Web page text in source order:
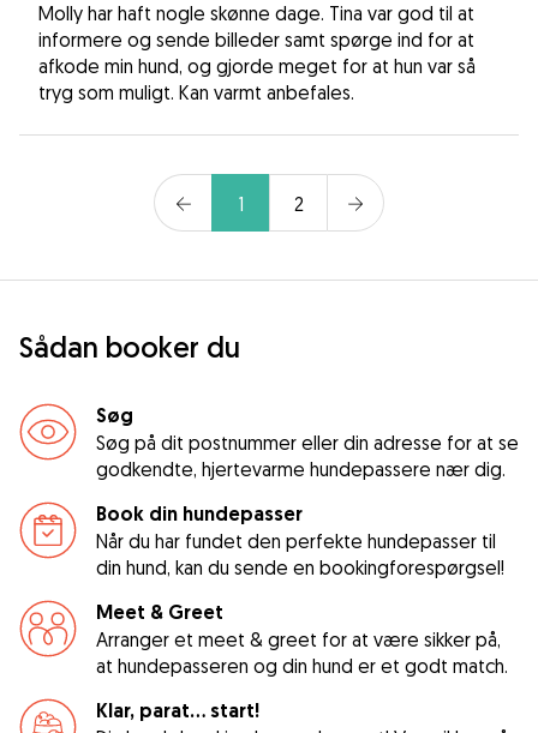
Molly har haft nogle skønne dage. Tina var god til at
informere og sende billeder samt spørge ind for at
afkode min hund, og gjorde meget for at hun var så
tryg som muligt. Kan varmt anbefales.
1 2
Sådan booker du
Søg
Søg på dit postnummer eller din adresse for at se
godkendte, hjertevarme hundepassere nær dig.
Book din hundepasser
Når du har fundet den perfekte hundepasser til
din hund, kan du sende en bookingforespørgsel!
Meet & Greet
Arranger et meet & greet for at være sikker på,
at hundepasseren og din hund er et godt match.
Klar, parat... start!